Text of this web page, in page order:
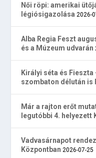
Női röpi: amerikai
légiósigazolása 2026-
Alba Regia Feszt
és a Múzeum udvarán
Királyi séta és
szombaton délután is
Már a rajton erőt
legutóbbi 4. helyezett
Vadvasárnapot
Központban 2026-07-25